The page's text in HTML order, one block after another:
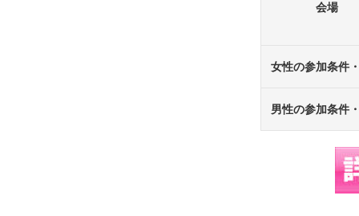
会場
女性の参加条件
男性の参加条件